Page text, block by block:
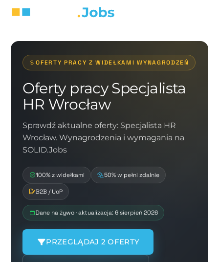
OFERTY PRACY Z WIDEŁKAMI WYNAGRODZEŃ
Oferty pracy Specjalista
HR Wrocław
Sprawdź aktualne oferty: Specjalista HR
Wrocław. Wynagrodzenia i wymagania na
SOLID.Jobs
100% z widełkami 50% w pełni zdalnie
B2B / UoP
Dane na żywo · aktualizacja: 6 sierpień 2026
PRZEGLĄDAJ 2 OFERTY